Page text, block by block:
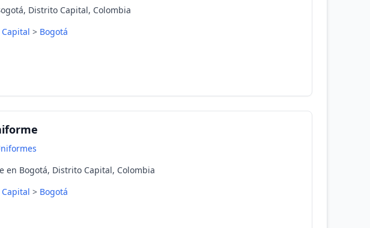
Distrito Capital, Colombia
> Bogotá
en Bogotá, Distrito Capital, Colombia
> Bogotá